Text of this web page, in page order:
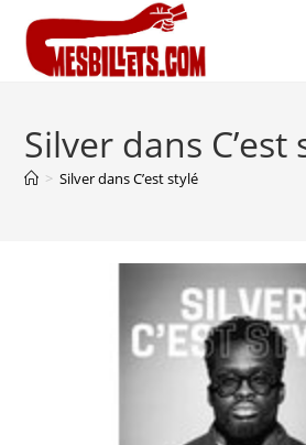
Silver dans C’est
> Silver dans C’est stylé